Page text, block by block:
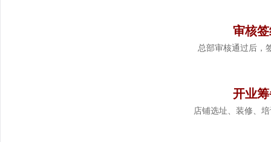
审核
总部审核通过后，
开业
店铺选址、装修、